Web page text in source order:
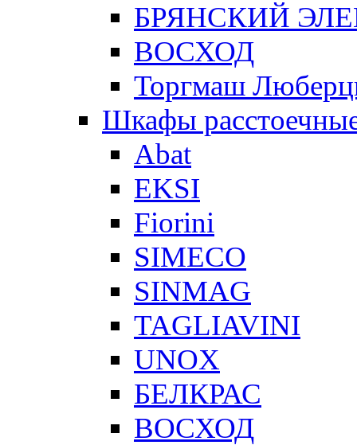
БРЯНСКИЙ
ВОСХОД
Торгмаш
Шкафы
Abat
EKSI
Fiorini
SIMECO
SINMAG
TAGLIAVINI
UNOX
БЕЛКРАС
ВОСХОД